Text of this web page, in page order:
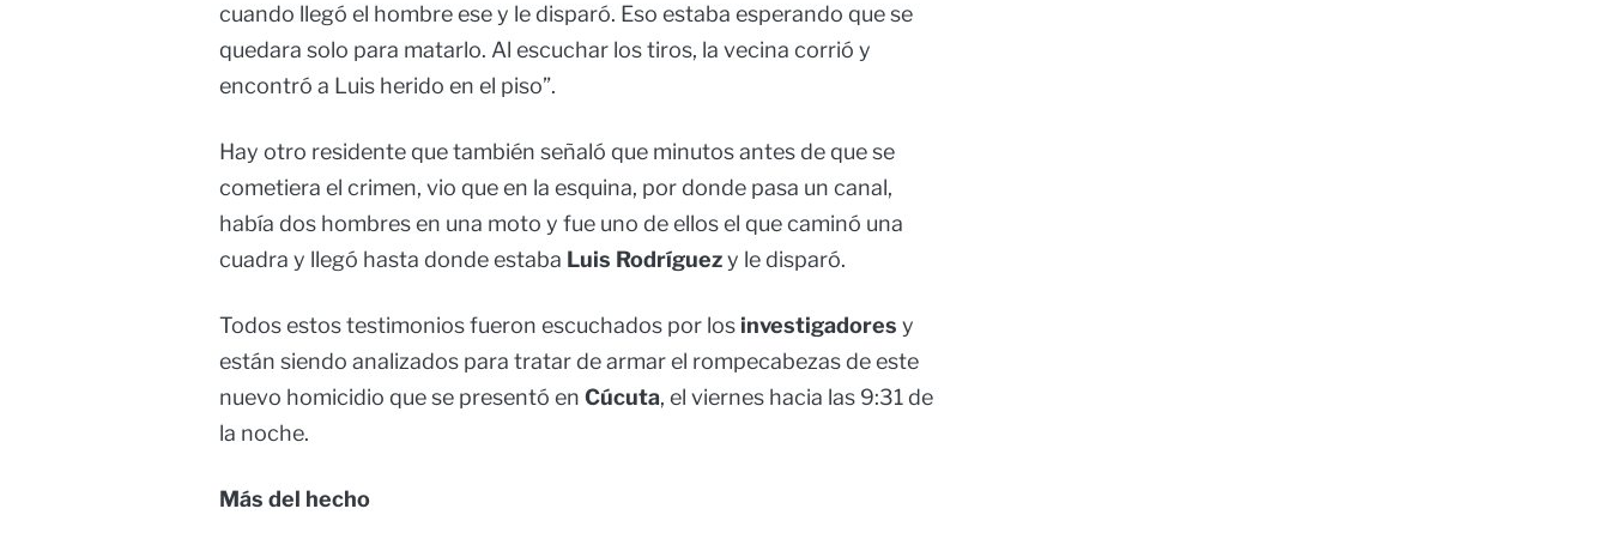
cuando llegó el hombre ese y le disparó. Eso estaba esperando que se
quedara solo para matarlo. Al escuchar los tiros, la vecina corrió y
encontró a Luis herido en el piso”.
Hay otro residente que también señaló que minutos antes de que se
cometiera el crimen, vio que en la esquina, por donde pasa un canal,
había dos hombres en una moto y fue uno de ellos el que caminó una
cuadra y llegó hasta donde estaba Luis Rodríguezy le disparó.
Todos estos testimonios fueron escuchados por los investigadores y
están siendo analizados para tratar de armar el rompecabezas de este
nuevo homicidio que se presentó en Cúcuta, el viernes hacia las 9:31 de
la noche.
Más del hecho